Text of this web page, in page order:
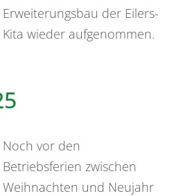
Erweiterungsbau der Eilers-
Kita wieder aufgenommen.
Noch vor den
Betriebsferien zwischen
Weihnachten und Neujahr